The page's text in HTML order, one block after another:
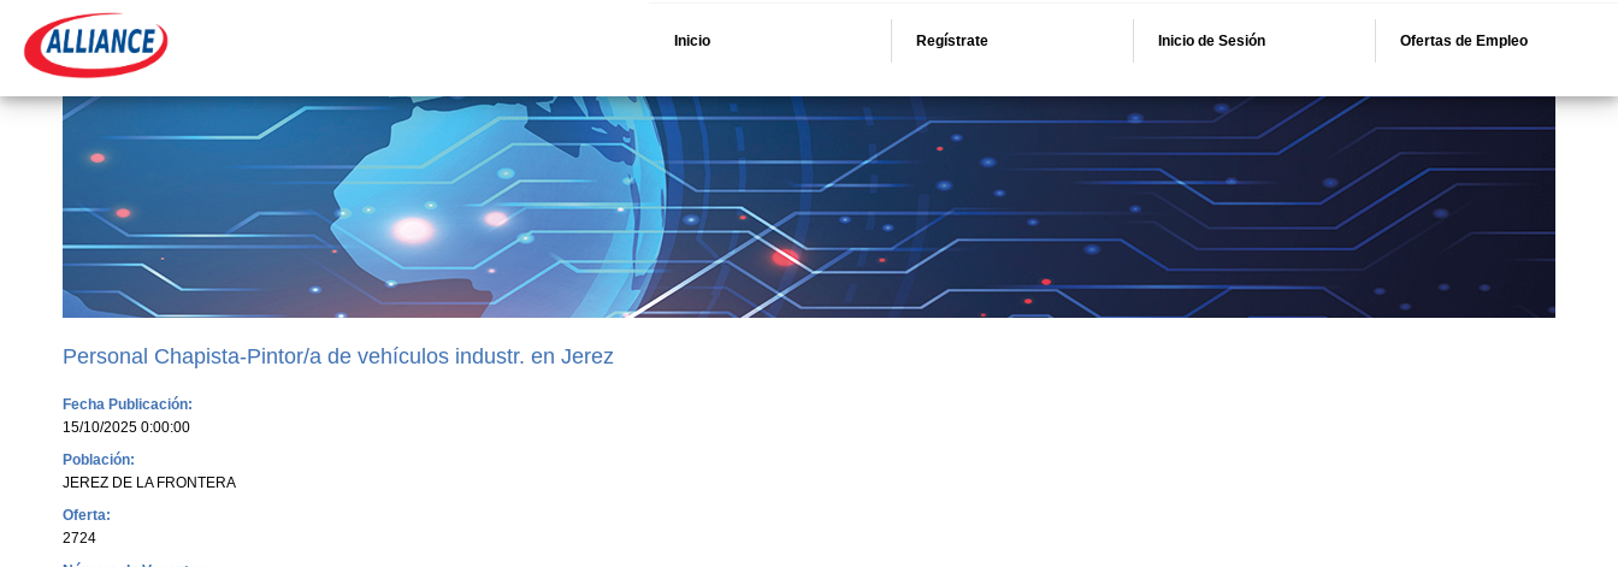
Inicio Regístrate Inicio de Sesión Ofertas de Empleo
Personal Chapista-Pintor/a de vehículos industr. en Jerez
Fecha Publicación:
15/10/2025 0:00:00
Población:
JEREZ DE LA FRONTERA
Oferta:
2724